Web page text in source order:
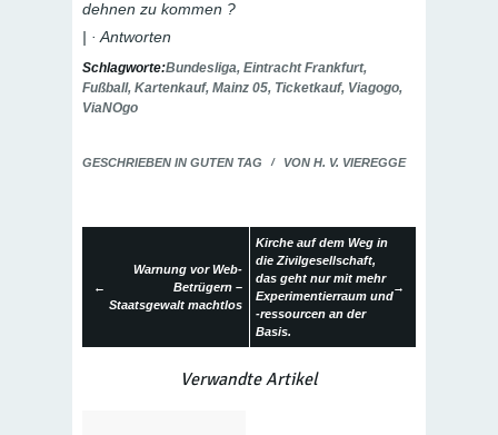
dehnen zu kommen ?
| · Antworten
Schlagworte:Bundesliga, Eintracht Frankfurt,
Fußball, Kartenkauf, Mainz 05, Ticketkauf, Viagogo,
ViaNOgo
GESCHRIEBEN IN GUTEN TAG / VON H. V. VIEREGGE
←
Warnung vor Web-
Betrügern –
Staatsgewalt machtlos
Kirche auf dem Weg in
die Zivilgesellschaft,
das geht nur mit mehr
Experimentierraum und
-ressourcen an der
Basis.
→
Verwandte Artikel